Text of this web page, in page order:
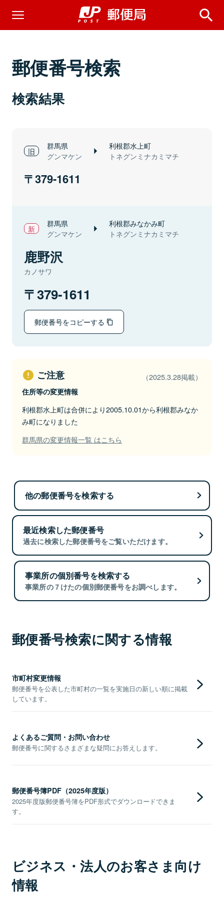
郵便番号検索
検索結果
群馬県
グンマケン
利根郡水上町
トネグンミナカミマチ
379-1611
群馬県
グンマケン
利根郡みなかみ町
トネグンミナカミマチ
鹿野沢
カノサワ
379-1611
郵便番号をコピーする
ご注意 （2025.3.28掲載）
住所等の変更情報
利根郡水上町は合併により2005.10.01から利根郡みなか
み町になりました
群馬県の変更情報一覧 はこちら
他の郵便番号を検索する
最近検索した郵便番号
過去に検索した郵便番号をご覧いただけます。
事業所の個別番号を検索する
事業所の７けたの個別郵便番号をお調べします。
郵便番号検索に関する情報
市町村変更情報
郵便番号を公表した市町村の一覧を実施日の新しい順に掲載
しています。
よくあるご質問・お問い合わせ
郵便番号に関するさまざまな疑問にお答えします。
郵便番号簿PDF（2025年度版）
2025年度版郵便番号簿をPDF形式でダウンロードできま
す。
ビジネス・法人のお客さま向け
情報